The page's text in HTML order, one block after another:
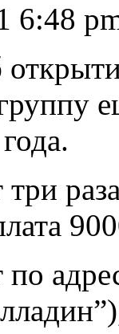
6:48
по